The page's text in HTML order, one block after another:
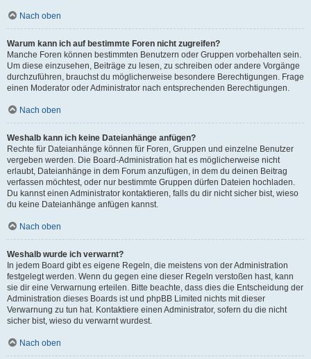
Nach oben
Warum kann ich auf bestimmte Foren nicht zugreifen?
Manche Foren können bestimmten Benutzern oder Gruppen vorbehalten sein.
Um diese einzusehen, Beiträge zu lesen, zu schreiben oder andere Vorgänge
durchzuführen, brauchst du möglicherweise besondere Berechtigungen. Frage
einen Moderator oder Administrator nach entsprechenden Berechtigungen.
Nach oben
Weshalb kann ich keine Dateianhänge anfügen?
Rechte für Dateianhänge können für Foren, Gruppen und einzelne Benutzer
vergeben werden. Die Board-Administration hat es möglicherweise nicht
erlaubt, Dateianhänge in dem Forum anzufügen, in dem du deinen Beitrag
verfassen möchtest, oder nur bestimmte Gruppen dürfen Dateien hochladen.
Du kannst einen Administrator kontaktieren, falls du dir nicht sicher bist, wieso
du keine Dateianhänge anfügen kannst.
Nach oben
Weshalb wurde ich verwarnt?
In jedem Board gibt es eigene Regeln, die meistens von der Administration
festgelegt werden. Wenn du gegen eine dieser Regeln verstoßen hast, kann
sie dir eine Verwarnung erteilen. Bitte beachte, dass dies die Entscheidung der
Administration dieses Boards ist und phpBB Limited nichts mit dieser
Verwarnung zu tun hat. Kontaktiere einen Administrator, sofern du die nicht
sicher bist, wieso du verwarnt wurdest.
Nach oben